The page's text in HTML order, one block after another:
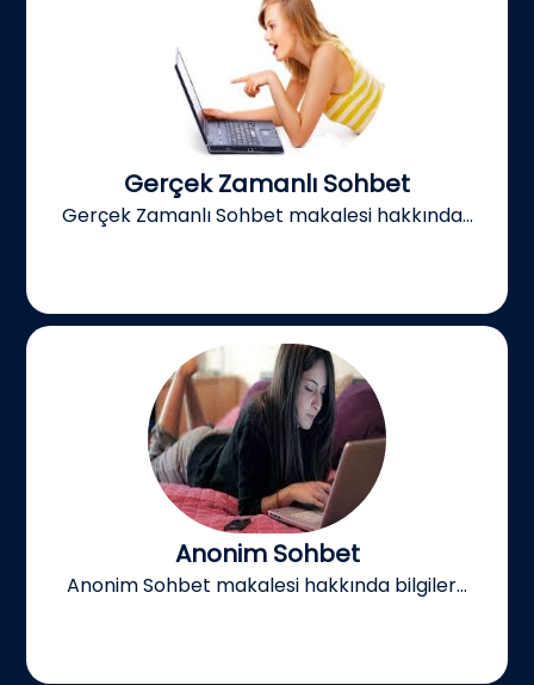
Gerçek Zamanlı Sohbet
Gerçek Zamanlı Sohbet makalesi hakkında...
Anonim Sohbet
Anonim Sohbet makalesi hakkında bilgiler...